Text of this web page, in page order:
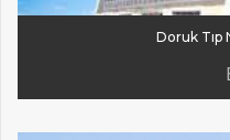
Doruk Tıp